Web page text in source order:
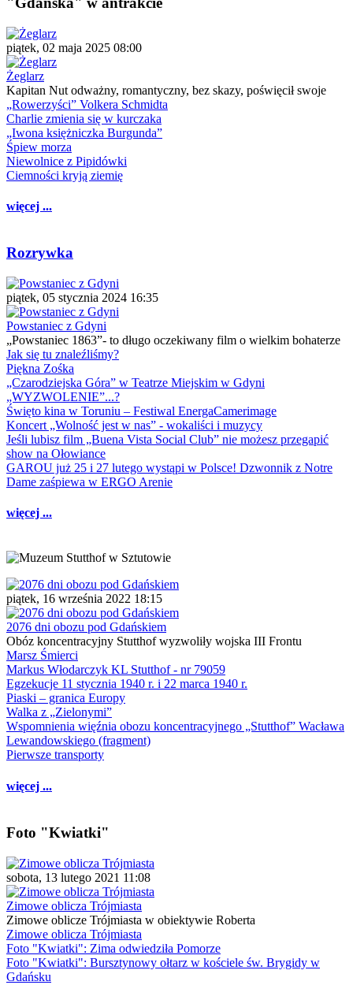
piątek, 02 maja 2025 08:00
Żeglarz
Kapitan Nut odważny, romantyczny, bez skazy, poświęcił swoje
„Rowerzyści” Volkera Schmidta
Charlie zmienia się w kurczaka
„Iwona księżniczka Burgunda”
Śpiew morza
Niewolnice z Pipidówki
Ciemności kryją ziemię
więcej ...
Rozrywka
piątek, 05 stycznia 2024 16:35
Powstaniec z Gdyni
„Powstaniec 1863”- to długo oczekiwany film o wielkim bohaterze
Jak się tu znaleźliśmy?
Piękna Zośka
„Czarodziejska Góra” w Teatrze Miejskim w Gdyni
„WYZWOLENIE”...?
Święto kina w Toruniu – Festiwal EnergaCamerimage
Koncert „Wolność jest w nas” - wokaliści i muzycy
Jeśli lubisz film „Buena Vista Social Club” nie możesz przegapić
show na Ołowiance
GAROU już 25 i 27 lutego wystąpi w Polsce! Dzwonnik z Notre
Dame zaśpiewa w ERGO Arenie
więcej ...
piątek, 16 września 2022 18:15
2076 dni obozu pod Gdańskiem
Obóz koncentracyjny Stutthof wyzwoliły wojska III Frontu
Marsz Śmierci
Markus Włodarczyk KL Stutthof - nr 79059
Egzekucje 11 stycznia 1940 r. i 22 marca 1940 r.
Piaski – granica Europy
Walka z „Zielonymi”
Wspomnienia więźnia obozu koncentracyjnego „Stutthof” Wacława
Lewandowskiego (fragment)
Pierwsze transporty
więcej ...
Foto "Kwiatki"
sobota, 13 lutego 2021 11:08
Zimowe oblicza Trójmiasta
Zimowe oblicze Trójmiasta w obiektywie Roberta
Zimowe oblicza Trójmiasta
Foto "Kwiatki": Zima odwiedziła Pomorze
Foto "Kwiatki": Bursztynowy ołtarz w kościele św. Brygidy w
Gdańsku